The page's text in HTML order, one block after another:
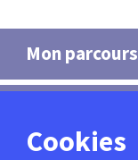
Mon parcours
Cookies